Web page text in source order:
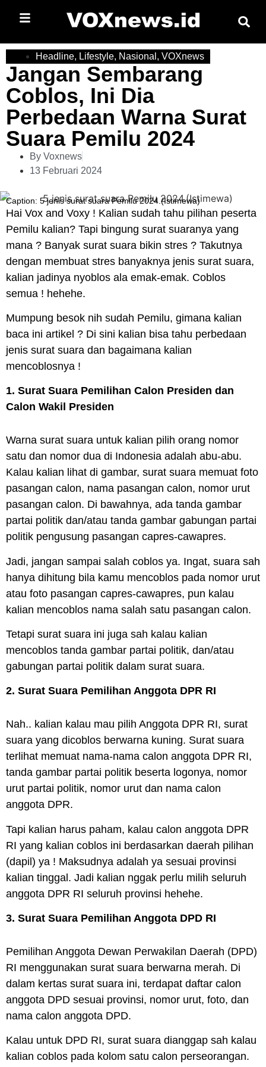
Headline, Lifestyle, Nasional , VOXnews
Jangan Sembarang
Coblos, Ini Dia
Perbedaan Warna Surat
Suara Pemilu 2024
By Voxnews
13 Februari 2024
Caption: 5 jenis surat suara Pemilu 2024.(Istimewa)
Hai Vox and Voxy ! Kalian sudah tahu pilihan peserta
Pemilu kalian? Tapi bingung surat suaranya yang
mana ? Banyak surat suara bikin stres ? Takutnya
dengan membuat stres banyaknya jenis surat suara,
kalian jadinya nyoblos ala emak-emak. Coblos
semua ! hehehe.
Mumpung besok nih sudah Pemilu, gimana kalian
baca ini artikel ? Di sini kalian bisa tahu perbedaan
jenis surat suara dan bagaimana kalian
mencoblosnya !
1. Surat Suara Pemilihan Calon Presiden dan
Calon Wakil Presiden
Warna surat suara untuk kalian pilih orang nomor
satu dan nomor dua di Indonesia adalah abu-abu.
Kalau kalian lihat di gambar, surat suara memuat foto
pasangan calon, nama pasangan calon, nomor urut
pasangan calon. Di bawahnya, ada tanda gambar
partai politik dan/atau tanda gambar gabungan partai
politik pengusung pasangan capres-cawapres.
Jadi, jangan sampai salah coblos ya. Ingat, suara sah
hanya dihitung bila kamu mencoblos pada nomor urut
atau foto pasangan capres-cawapres, pun kalau
kalian mencoblos nama salah satu pasangan calon.
Tetapi surat suara ini juga sah kalau kalian
mencoblos tanda gambar partai politik, dan/atau
gabungan partai politik dalam surat suara.
2. Surat Suara Pemilihan Anggota DPR RI
Nah.. kalian kalau mau pilih Anggota DPR RI, surat
suara yang dicoblos berwarna kuning. Surat suara
terlihat memuat nama-nama calon anggota DPR RI,
tanda gambar partai politik beserta logonya, nomor
urut partai politik, nomor urut dan nama calon
anggota DPR.
Tapi kalian harus paham, kalau calon anggota DPR
RI yang kalian coblos ini berdasarkan daerah pilihan
(dapil) ya ! Maksudnya adalah ya sesuai provinsi
kalian tinggal. Jadi kalian nggak perlu milih seluruh
anggota DPR RI seluruh provinsi hehehe.
3. Surat Suara Pemilihan Anggota DPD RI
Pemilihan Anggota Dewan Perwakilan Daerah (DPD)
RI menggunakan surat suara berwarna merah. Di
dalam kertas surat suara ini, terdapat daftar calon
anggota DPD sesuai provinsi, nomor urut, foto, dan
nama calon anggota DPD.
Kalau untuk DPD RI, surat suara dianggap sah kalau
kalian coblos pada kolom satu calon perseorangan.